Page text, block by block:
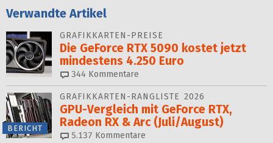
Verwandte Artikel
GRAFIKKARTEN-PREISE
Die GeForce RTX 5090 kostet jetzt
mindestens 4.250 Euro
344 Kommentare
BERICHT
GRAFIKKARTEN-RANGLISTE 2026
GPU-Vergleich mit GeForce RTX,
Radeon RX & Arc (Juli/August)
5.137 Kommentare